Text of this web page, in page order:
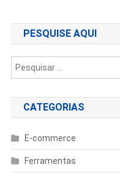
Post
PESQUISE AQUI
CATEGORIAS
E-commerce
Ferramentas